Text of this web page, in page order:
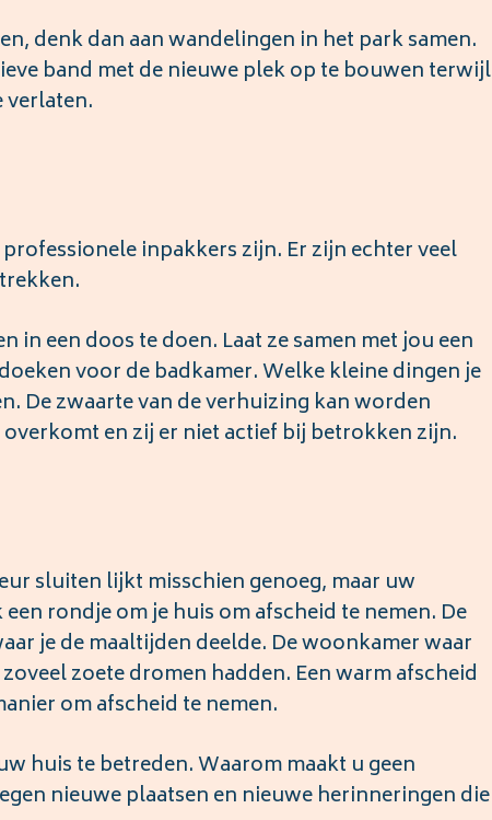
denk dan aan wandelingen in het park samen.
band met de nieuwe plek op te bouwen terwijl
verlaten.
inpakkers zijn. Er zijn echter veel
een doos te doen. Laat ze samen met jou een
voor de badkamer. Welke kleine dingen je
De zwaarte van de verhuizing kan worden
en zij er niet actief bij betrokken zijn.
sluiten lijkt misschien genoeg, maar uw
rondje om je huis om afscheid te nemen. De
je de maaltijden deelde. De woonkamer waar
zoete dromen hadden. Een warm afscheid
om afscheid te nemen.
huis te betreden. Waarom maakt u geen
nieuwe plaatsen en nieuwe herinneringen die